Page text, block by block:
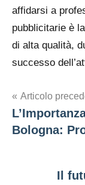
affidarsi a
pubblicitarie è
di alta qualità,
successo
articoli
Articolo
Bologna:
Il